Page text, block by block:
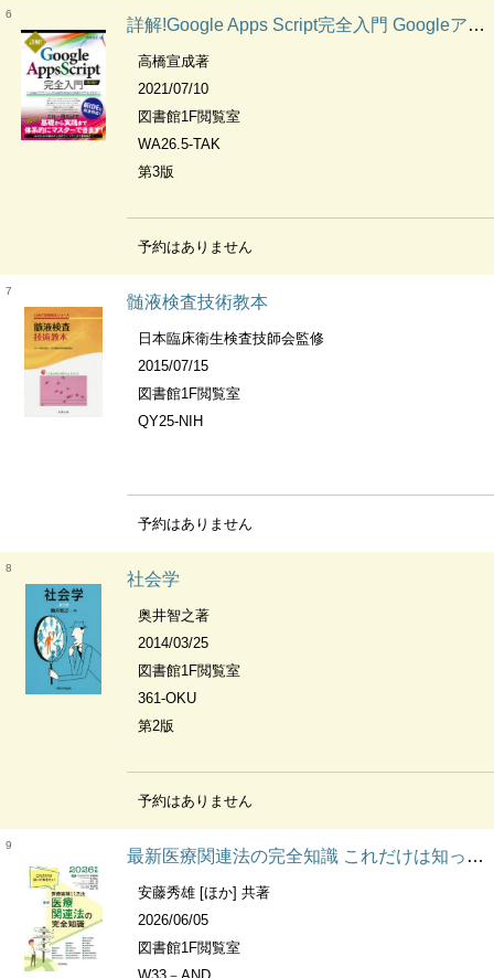
6
詳解!Google Apps Script完全入門 GoogleアプリケーションとGoogle Workspaceの最新プログラミングガイド
高橋宣成著
2021/07/10
図書館1F閲覧室
WA26.5-TAK
第3版
予約はありません
7
髄液検査技術教本
日本臨床衛生検査技師会監修
2015/07/15
図書館1F閲覧室
QY25-NIH
予約はありません
8
社会学
奥井智之著
2014/03/25
図書館1F閲覧室
361-OKU
第2版
予約はありません
9
最新医療関連法の完全知識 これだけは知っておきたい医療実務114法
安藤秀雄 [ほか] 共著
2026/06/05
図書館1F閲覧室